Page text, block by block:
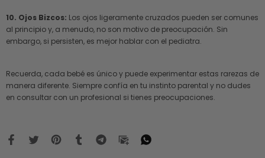
10. Ojos Bizcos: Los ojos ligeramente cruzados pueden ser comunes
al principio y, a menudo, no son motivo de preocupación. Sin
embargo, si persisten, es mejor hablar con el pediatra.
Recuerda, cada bebé es único y puede experimentar estas rarezas de
manera diferente. Siempre confía en tu instinto parental y no dudes
en consultar con un profesional si tienes preocupaciones.